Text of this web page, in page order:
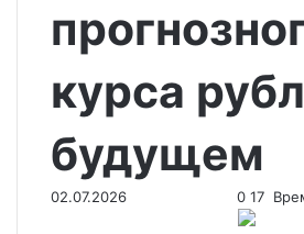
курса
будущем
02.07.2026 0 17